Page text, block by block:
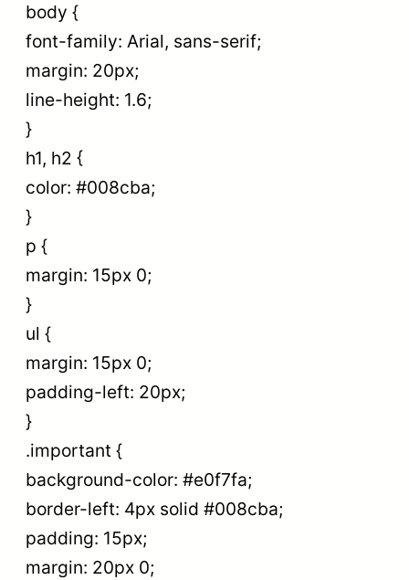
body {
font-family: Arial, sans-serif;
margin: 20px;
line-height: 1.6;
}
h1, h2 {
color: #008cba;
}
p {
margin: 15px 0;
}
ul {
margin: 15px 0;
padding-left: 20px;
}
.important {
background-color: #e0f7fa;
border-left: 4px solid #008cba;
padding: 15px;
margin: 20px 0;